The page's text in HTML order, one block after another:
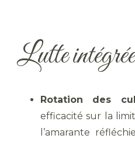
Lutte intégrée
Rotation des
efficacité sur la
l’amarante